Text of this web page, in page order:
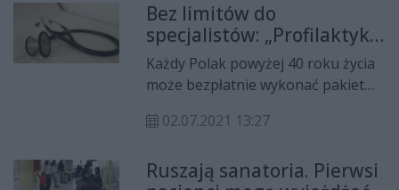
Bez limitów do
specjalistów: „Profilaktyka
40 PLUS”
Każdy Polak powyżej 40 roku życia
może bezpłatnie wykonać pakiet
zwiększyć dostępność do lekarzy
przyjęć - informuje Ministerstwo
02.07.2021 13:27
Ruszają sanatoria. Pierwsi